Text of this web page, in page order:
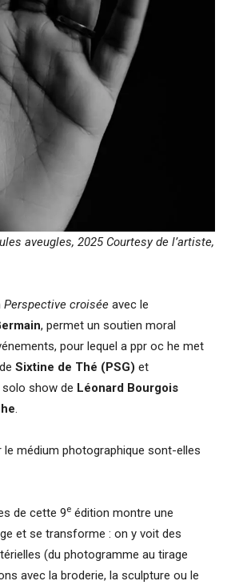
aveugles, 2025 Courtesy de l’artiste,
Perspective croisée avec le
, permet un soutien moral
pour lequel a ppr oc he met
Sixtine de Thé (PSG) et
solo show de Léonard Bourgois
.
le médium photographique sont-elles
de cette 9e édition montre une
et se transforme : on y voit des
(du photogramme au tirage
avec la broderie, la sculpture ou le